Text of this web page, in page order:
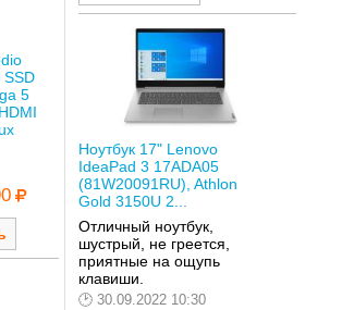
SSD
5
Ноутбук 17" Lenovo
IdeaPad 3 17ADA05
(81W20091RU), Athlon
Gold 3150U 2...
Отличный ноутбук,
шустрый, не греется,
приятные на ощупь
клавиши.
30.09.2022 10:30